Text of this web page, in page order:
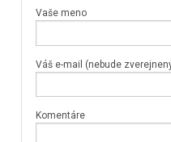
Vaše meno
Váš e-mail (nebude
Komentáre